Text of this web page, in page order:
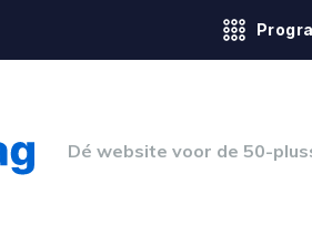
Dé website voor de 50-